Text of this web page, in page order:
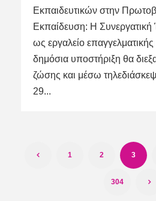
Εκπαιδευτικών στην
Εκπαίδευση: Η
ως εργαλείο
δημόσια υποστήριξη θα
ζώσης και μέσω
29...
1 2 3
304